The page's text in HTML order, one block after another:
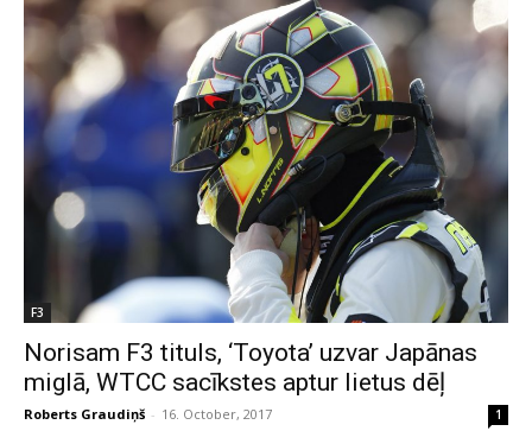
F3
Norisam F3 tituls, ‘Toyota’ uzvar Japānas
miglā, WTCC sacīkstes aptur lietus dēļ
Roberts Graudiņš - 16. October, 2017 1